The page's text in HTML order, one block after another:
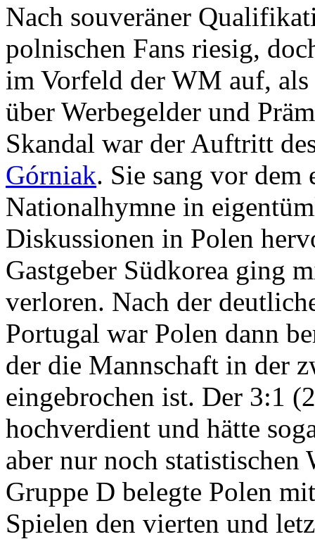
Nach souveräner
polnischen Fans riesig,
im Vorfeld der WM auf,
über Werbegelder und
Skandal war der Auftritt
Górniak. Sie sang vor dem
Nationalhymne in
Diskussionen in Polen
Gastgeber Südkorea ging
verloren. Nach der
Portugal war Polen dann
der die Mannschaft in der
eingebrochen ist. Der 3:1
hochverdient und hätte
aber nur noch statistischen
Gruppe D belegte Polen
Spielen den vierten und